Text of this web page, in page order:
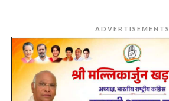
ADVERTISEMENTS